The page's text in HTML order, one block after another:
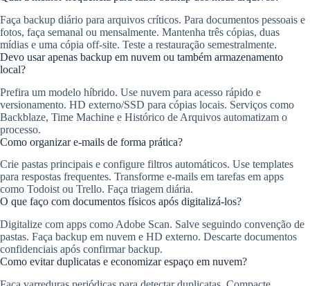
Faça backup diário para arquivos críticos. Para documentos pessoais e
fotos, faça semanal ou mensalmente. Mantenha três cópias, duas
mídias e uma cópia off-site. Teste a restauração semestralmente.
Devo usar apenas backup em nuvem ou também armazenamento
local?
Prefira um modelo híbrido. Use nuvem para acesso rápido e
versionamento. HD externo/SSD para cópias locais. Serviços como
Backblaze, Time Machine e Histórico de Arquivos automatizam o
processo.
Como organizar e-mails de forma prática?
Crie pastas principais e configure filtros automáticos. Use templates
para respostas frequentes. Transforme e-mails em tarefas em apps
como Todoist ou Trello. Faça triagem diária.
O que faço com documentos físicos após digitalizá-los?
Digitalize com apps como Adobe Scan. Salve seguindo convenção de
pastas. Faça backup em nuvem e HD externo. Descarte documentos
confidenciais após confirmar backup.
Como evitar duplicatas e economizar espaço em nuvem?